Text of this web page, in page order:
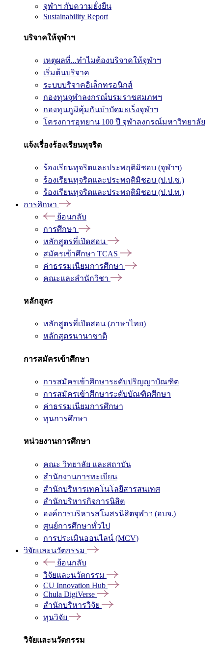
จุฬาฯ กับความยั่งยืน
Sustainability Report
บริจาคให้จุฬาฯ
เหตุผลที่...ทำไมต้องบริจาคให้จุฬาฯ
เริ่มต้นบริจาค
ระบบบริจาคอิเล็กทรอนิกส์
กองทุนจุฬาลงกรณ์บรมราชสมภพฯ
กองทุนภูมิคุ้มกันบำบัดมะเร็งจุฬาฯ
โครงการอุทยาน 100 ปี จุฬาลงกรณ์มหาวิทยาลัย
แจ้งเรื่องร้องเรียนทุจริต
ร้องเรียนทุจริตและประพฤติมิชอบ (จุฬาฯ)
ร้องเรียนทุจริตและประพฤติมิชอบ (ป.ป.ช.)
ร้องเรียนทุจริตและประพฤติมิชอบ (ป.ป.ท.)
การศึกษา
ย้อนกลับ
การศึกษา
หลักสูตรที่เปิดสอน
สมัครเข้าศึกษา TCAS
ค่าธรรมเนียมการศึกษา
คณะและสำนักวิชา
หลักสูตร
หลักสูตรที่เปิดสอน (ภาษาไทย)
หลักสูตรนานาชาติ
การสมัครเข้าศึกษา
การสมัครเข้าศึกษาระดับปริญญาบัณฑิต
การสมัครเข้าศึกษาระดับบัณฑิตศึกษา
ค่าธรรมเนียมการศึกษา
ทุนการศึกษา
หน่วยงานการศึกษา
คณะ วิทยาลัย และสถาบัน
สำนักงานการทะเบียน
สำนักบริหารเทคโนโลยีสารสนเทศ
สำนักบริหารกิจการนิสิต
องค์การบริหารสโมสรนิสิตจุฬาฯ (อบจ.)
ศูนย์การศึกษาทั่วไป
การประเมินออนไลน์ (MCV)
วิจัยและนวัตกรรม
ย้อนกลับ
วิจัยและนวัตกรรม
CU Innovation Hub
Chula DigiVerse
สำนักบริหารวิจัย
ทุนวิจัย
วิจัยและนวัตกรรม